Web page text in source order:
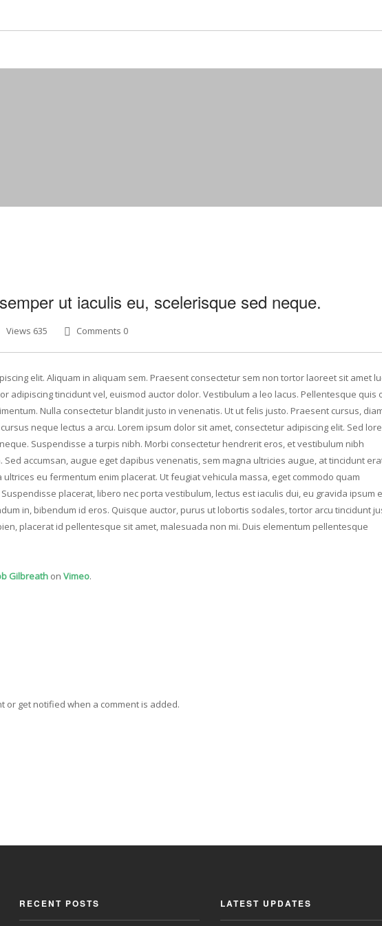
ut iaculis eu, scelerisque sed neque.
Views 635 Comments 0
elit. Aliquam in aliquam sem. Praesent consectetur sem non tortor laoreet sit amet
adipiscing tincidunt vel, euismod auctor dolor. Vestibulum a leo lacus. Pellentesque quis
Nulla consectetur blandit justo in venenatis. Ut ut felis justo. Praesent cursus,
neque lectus a arcu. Lorem ipsum dolor sit amet, consectetur adipiscing elit. Sed
Suspendisse a turpis nibh. Morbi consectetur hendrerit eros, et vestibulum nibh
accumsan, augue eget dapibus venenatis, sem magna ultricies augue, at tincidunt
eu fermentum enim placerat. Ut feugiat vehicula massa, eget commodo quam
placerat, libero nec porta vestibulum, lectus est iaculis dui, eu gravida ipsum
in, bibendum id eros. Quisque auctor, purus ut lobortis sodales, tortor arcu tincidunt
placerat id pellentesque sit amet, malesuada non mi. Duis elementum pellentesque
Gilbreath on Vimeo.
or get notified when a comment is added.
RECENT POSTS LATEST UPDATES